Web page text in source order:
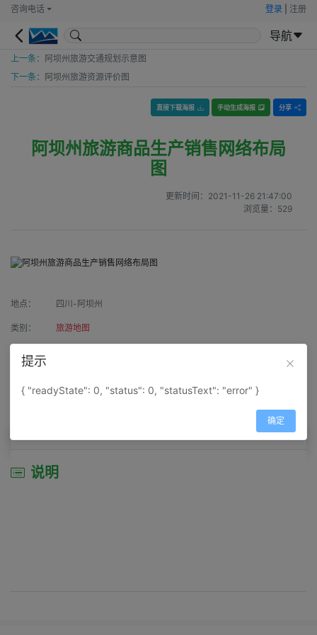
咨询电话 登录 注册
导航
上一条：
阿坝州旅游交通规划示意图
下一条：
阿坝州旅游资源评价图
直接下载海报 手动生成海报 分享
阿坝州旅游商品生产销售网络布局
图
更新时间： 2021-11-26 21:47:00
浏览量： 529
地点： 四川-阿坝州
类别： 旅游地图
说明
提示
{ "readyState": 0, "status": 0, "statusText": "error" }
确定